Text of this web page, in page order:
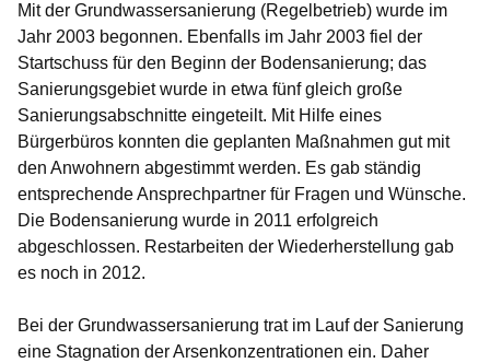
Mit der Grundwassersanierung (Regelbetrieb) wurde im
Jahr 2003 begonnen. Ebenfalls im Jahr 2003 fiel der
Startschuss für den Beginn der Bodensanierung; das
Sanierungsgebiet wurde in etwa fünf gleich große
Sanierungsabschnitte eingeteilt. Mit Hilfe eines
Bürgerbüros konnten die geplanten Maßnahmen gut mit
den Anwohnern abgestimmt werden. Es gab ständig
entsprechende Ansprechpartner für Fragen und Wünsche.
Die Bodensanierung wurde in 2011 erfolgreich
abgeschlossen. Restarbeiten der Wiederherstellung gab
es noch in 2012.
Bei der Grundwassersanierung trat im Lauf der Sanierung
eine Stagnation der Arsenkonzentrationen ein. Daher